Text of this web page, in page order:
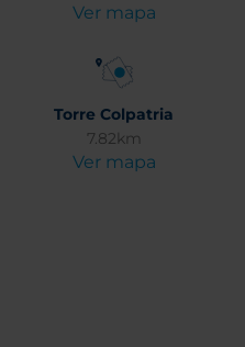
Ver mapa
Torre Colpatria
7.82km
Ver mapa